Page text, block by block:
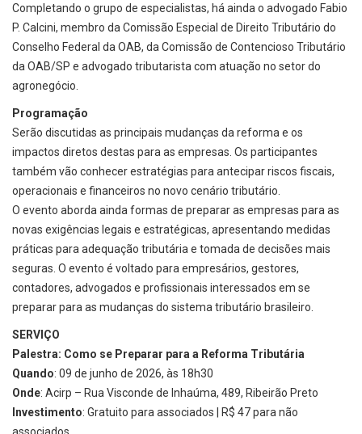
Completando o grupo de especialistas, há ainda o advogado Fabio
P. Calcini, membro da Comissão Especial de Direito Tributário do
Conselho Federal da OAB, da Comissão de Contencioso Tributário
da OAB/SP e advogado tributarista com atuação no setor do
agronegócio.
Programação
Serão discutidas as principais mudanças da reforma e os
impactos diretos destas para as empresas. Os participantes
também vão conhecer estratégias para antecipar riscos fiscais,
operacionais e financeiros no novo cenário tributário.
O evento aborda ainda formas de preparar as empresas para as
novas exigências legais e estratégicas, apresentando medidas
práticas para adequação tributária e tomada de decisões mais
seguras. O evento é voltado para empresários, gestores,
contadores, advogados e profissionais interessados em se
preparar para as mudanças do sistema tributário brasileiro.
SERVIÇO
Palestra: Como se Preparar para a Reforma Tributária
Quando: 09 de junho de 2026, às 18h30
Onde: Acirp – Rua Visconde de Inhaúma, 489, Ribeirão Preto
Investimento: Gratuito para associados | R$ 47 para não
associados